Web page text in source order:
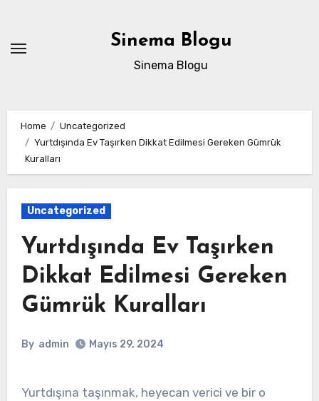
content
Sinema Blogu
Sinema Blogu
Home
Uncategorized
Yurtdışında Ev Taşırken Dikkat Edilmesi Gereken Gümrük
Kuralları
Uncategorized
Yurtdışında Ev Taşırken
Dikkat Edilmesi Gereken
Gümrük Kuralları
By admin Mayıs 29, 2024
Yurtdışına taşınmak, heyecan verici ve bir o